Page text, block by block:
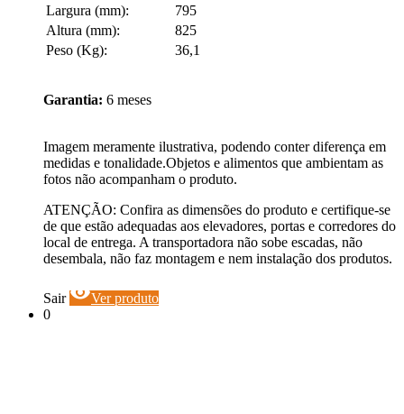
Largura (mm):
795
Altura (mm):
825
Peso (Kg):
36,1
Garantia: 6 meses
Imagem meramente ilustrativa, podendo conter diferença em
medidas e tonalidade.Objetos e alimentos que ambientam as
fotos não acompanham o produto.
ATENÇÃO: Confira as dimensões do produto e certifique-se
de que estão adequadas aos elevadores, portas e corredores do
local de entrega. A transportadora não sobe escadas, não
desembala, não faz montagem e nem instalação dos produtos.
Sair visibilityVer produto
0